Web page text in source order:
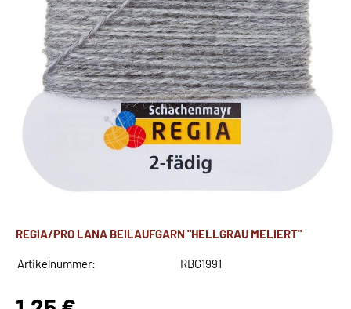
REGIA/PRO LANA BEILAUFGARN "HELLGRAU MELIERT"
Artikelnummer: RBG1991